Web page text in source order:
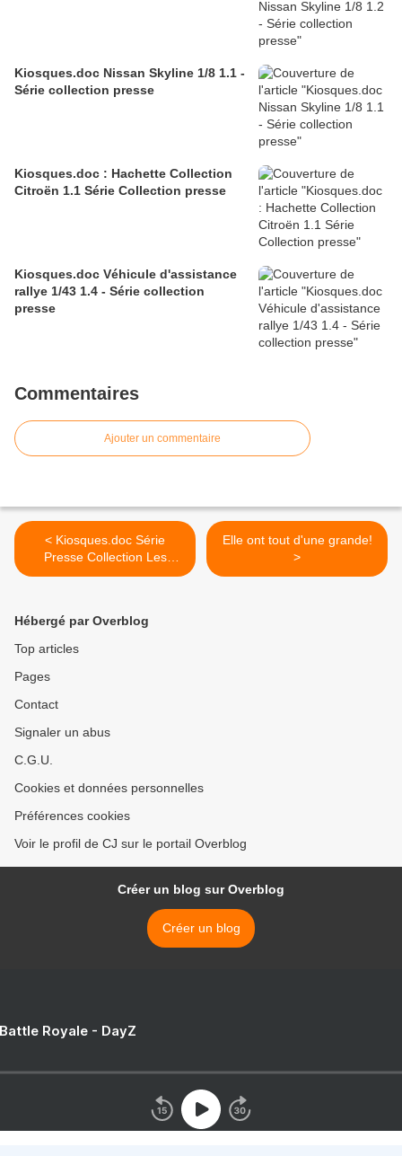
Kiosques.doc Nissan Skyline 1/8 1.1 -
Série collection presse
Kiosques.doc : Hachette Collection
Citroën 1.1 Série Collection presse
Kiosques.doc Véhicule d'assistance
rallye 1/43 1.4 - Série collection
presse
Commentaires
Ajouter un commentaire
< Kiosques.doc Série
Presse Collection Les
grandes motos de
Elle ont tout d'une grande!
>
Hébergé par Overblog
Top articles
Pages
Contact
Signaler un abus
C.G.U.
Cookies et données personnelles
Préférences cookies
Voir le profil de CJ sur le portail Overblog
Créer un blog sur Overblog
Créer un blog
Royale - DayZ